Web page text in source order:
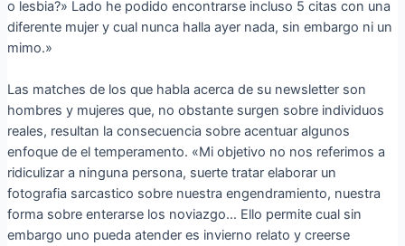
o lesbia?» Lado he podido encontrarse incluso 5 citas con una
diferente mujer y cual nunca halla ayer nada, sin embargo ni un
mimo.»
Las matches de los que habla acerca de su newsletter son
hombres y mujeres que, no obstante surgen sobre individuos
reales, resultan la consecuencia sobre acentuar algunos
enfoque de el temperamento. «Mi objetivo no nos referimos a
ridiculizar a ninguna persona, suerte tratar elaborar un
fotografia sarcastico sobre nuestra engendramiento, nuestra
forma sobre enterarse los noviazgo… Ello permite cual sin
embargo uno pueda atender es invierno relato y creerse